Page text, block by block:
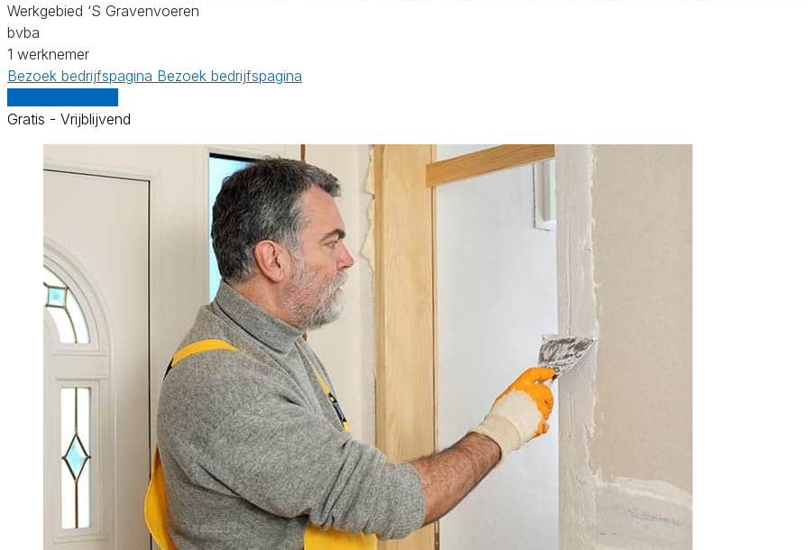
Werkgebied ‘S Gravenvoeren
bvba
1 werknemer
Bezoek bedrijfspagina Bezoek bedrijfspagina
Gratis - Vrijblijvend